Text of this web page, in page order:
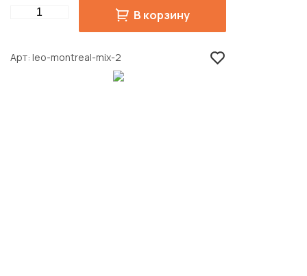
Quantity В корзину
Арт leo-montreal-mix-2